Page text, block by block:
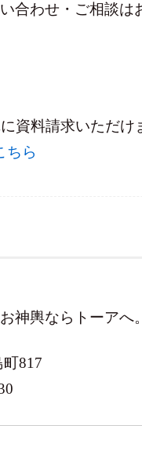
合わせ・ご相談は
資料請求いただけ
ちら
神輿ならトーアへ
817